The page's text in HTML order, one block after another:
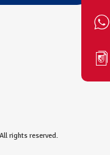
rights reserved.